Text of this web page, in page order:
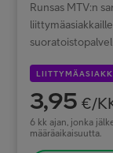
Runsas MTV:n
3,95 €/
6 kk ajan, jonka
määräaikaisuutta.